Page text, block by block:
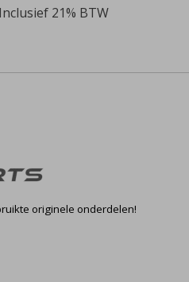
Inclusief 21% BTW
originele onderdelen!